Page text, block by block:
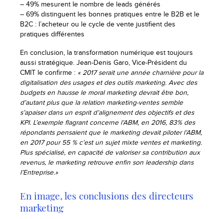
– 49% mesurent le nombre de leads générés
– 69% distinguent les bonnes pratiques entre le B2B et le
B2C : l’acheteur ou le cycle de vente justifient des
pratiques différentes
En conclusion, la transformation numérique est toujours
aussi stratégique. Jean-Denis Garo, Vice-Président du
CMIT le confirme : « 2017 serait une année charnière pour la
digitalisation des usages et des outils marketing. Avec des
budgets en hausse le moral marketing devrait être bon,
d’autant plus que la relation marketing-ventes semble
s’apaiser dans un esprit d’alignement des objectifs et des
KPI. L’exemple flagrant concerne l’ABM, en 2016, 83% des
répondants pensaient que le marketing devait piloter l’ABM,
en 2017 pour 55 % c’est un sujet mixte ventes et marketing.
Plus spécialisé, en capacité de valoriser sa contribution aux
revenus, le marketing retrouve enfin son leadership dans
l’Entreprise.»
En image, les conclusions des directeurs
marketing